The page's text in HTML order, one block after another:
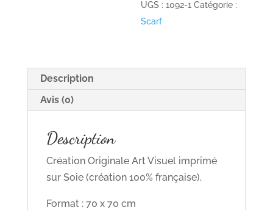
UGS :1092-1 Catégorie :
Scarf
Description
Avis (0)
Description
Création Originale Art Visuel imprimé
sur Soie (création 100% française).
Format : 70 x 70 cm